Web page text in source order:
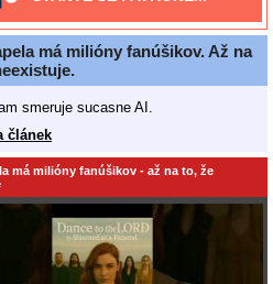
má milióny fanúšikov. Až na
smeruje sucasne AI.
článek
má milióny fanúšikov - až na to, že